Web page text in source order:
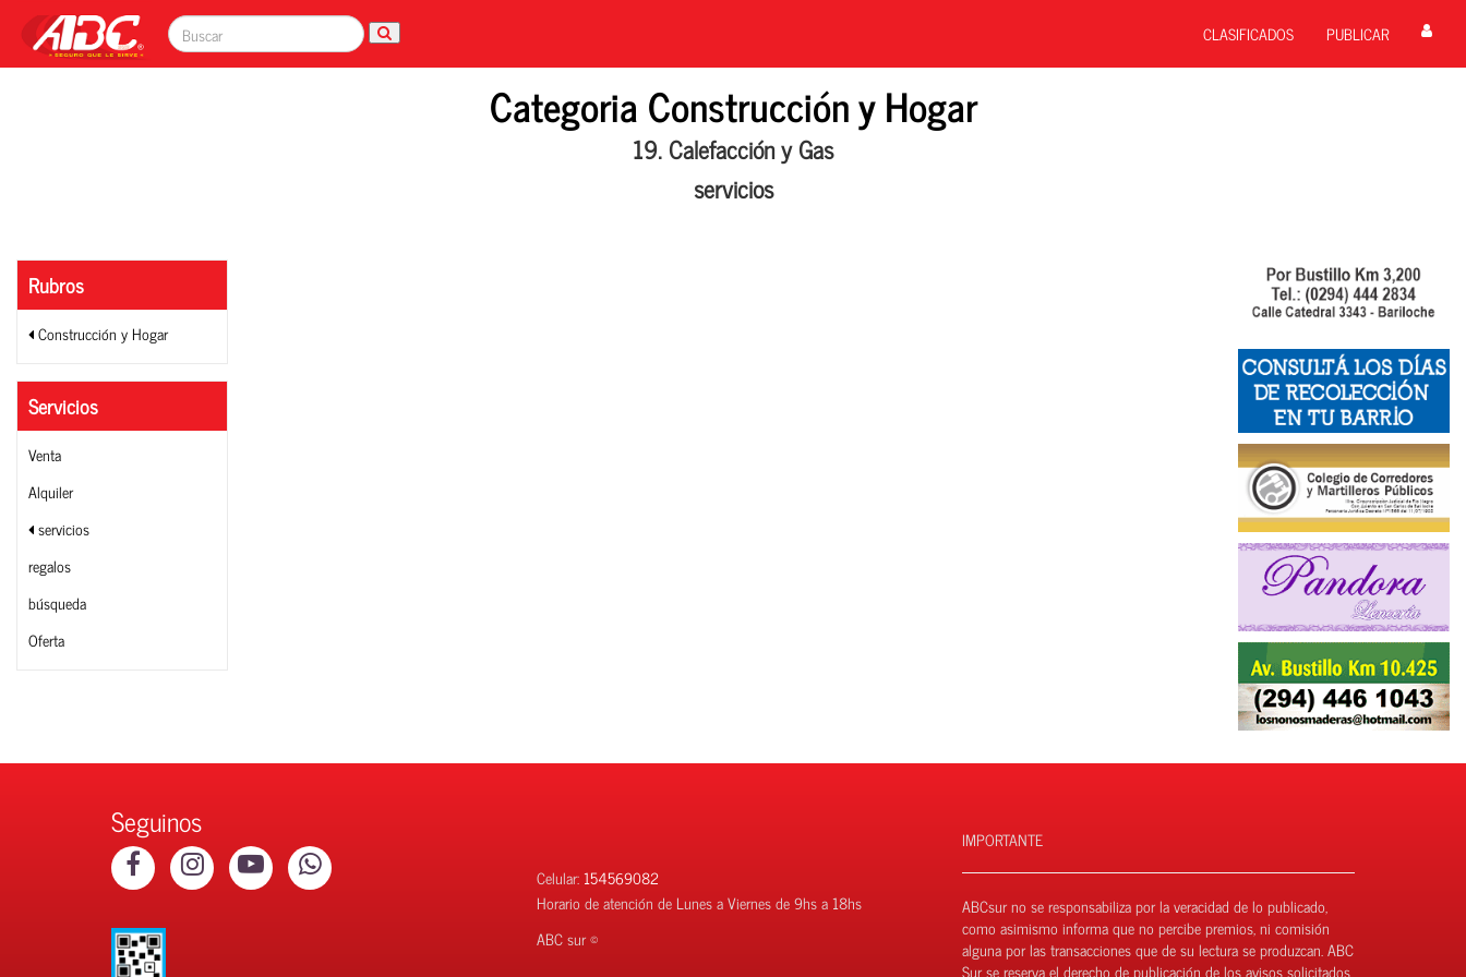
CLASIFICADOS PUBLICAR
Categoria Construcción y Hogar
19. Calefacción y Gas
servicios
Rubros
Construcción y Hogar
Servicios
Venta
Alquiler
servicios
regalos
búsqueda
Oferta
Seguinos
Celular:154569082
Horario de atención de Lunes a Viernes de 9hs a 18hs
ABC sur ©
IMPORTANTE
ABCsur no se responsabiliza por la veracidad de lo publicado,
como asimismo informa que no percibe premios, ni comisión
alguna por las transacciones que de su lectura se produzcan. ABC
Sur se reserva el derecho de publicación de los avisos solicitados.